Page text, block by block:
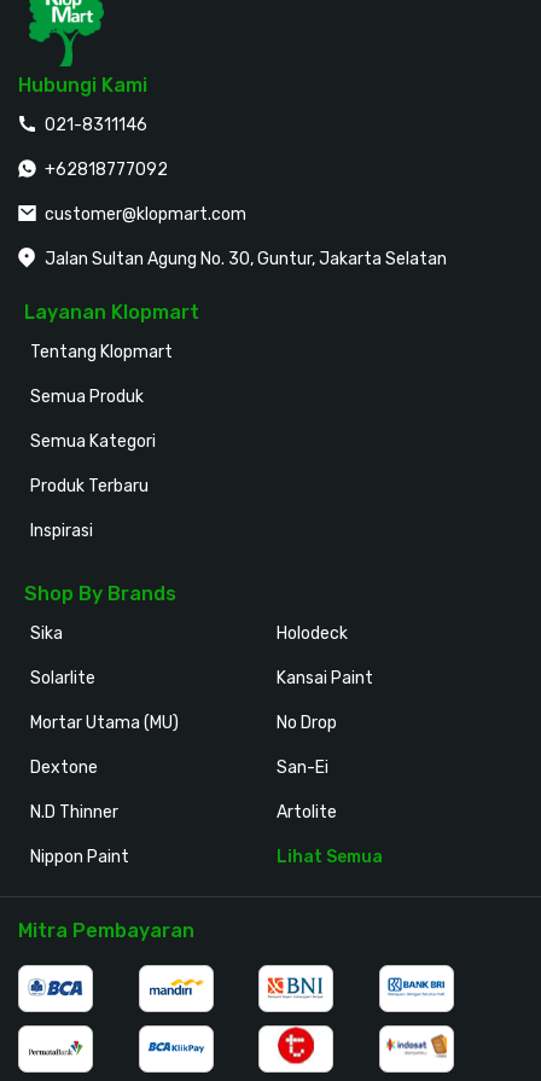
Hubungi Kami
021-8311146
+62818777092
customer@klopmart.com
Jalan Sultan Agung No. 30, Guntur, Jakarta Selatan
Layanan Klopmart
Tentang Klopmart
Semua Produk
Semua Kategori
Produk Terbaru
Inspirasi
Shop By Brands
Sika
Solarlite
Mortar Utama (MU)
Dextone
N.D Thinner
Nippon Paint
Holodeck
Kansai Paint
No Drop
San-Ei
Artolite
Lihat Semua
Mitra Pembayaran